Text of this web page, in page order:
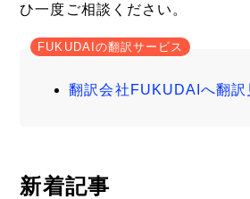
ひ一度ご相談ください。
FUKUDAIの翻訳サービス
翻訳会社FUKUDAIへ翻訳
新着記事